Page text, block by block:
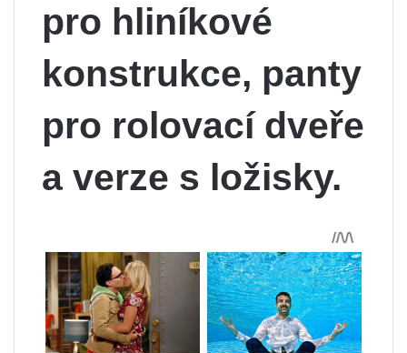
pro hliníkové
konstrukce, panty
pro rolovací dveře
a verze s ložisky.